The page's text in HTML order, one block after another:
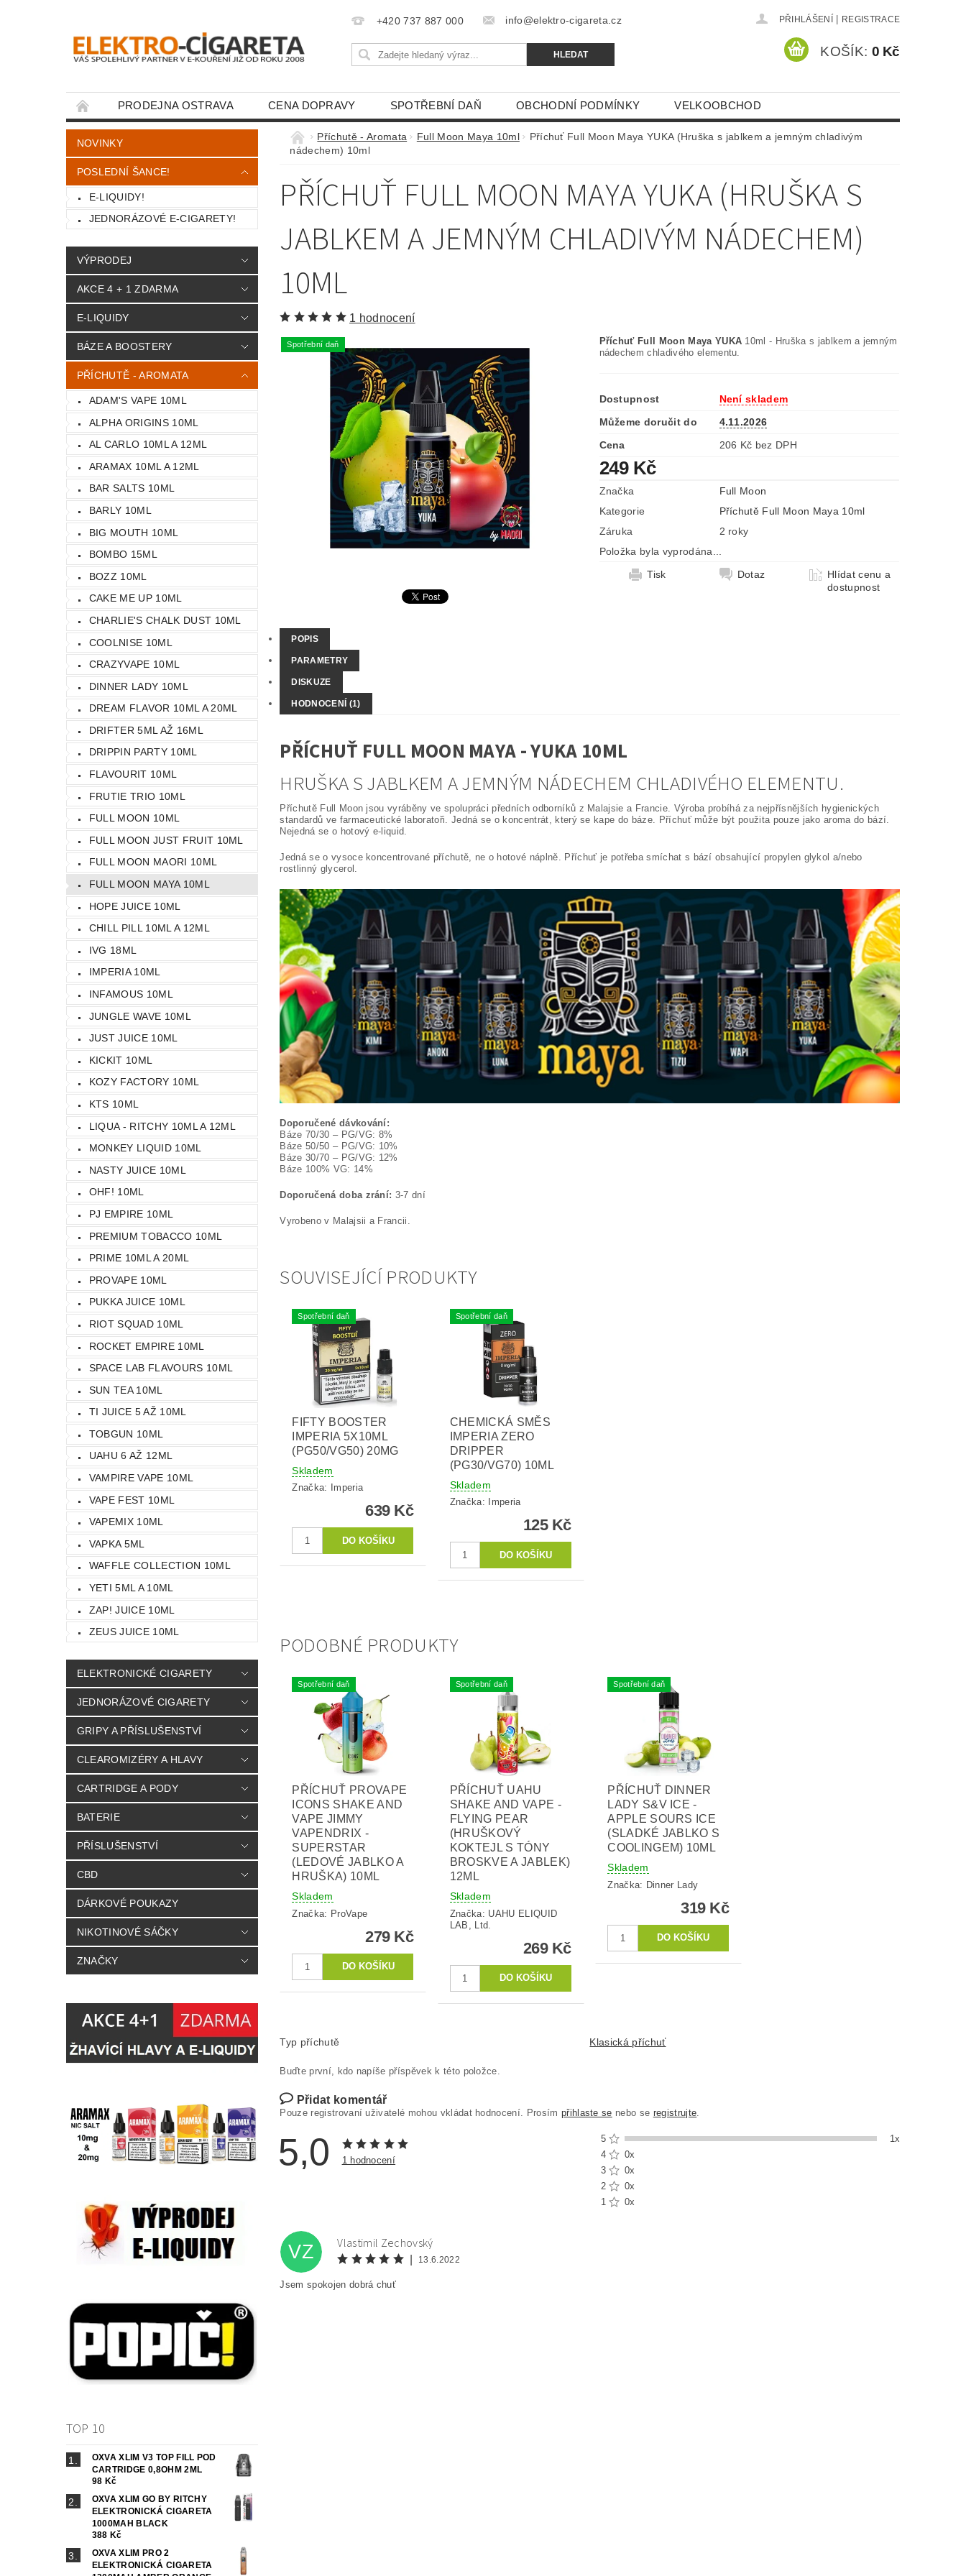
+420 737 887 000 info@elektro-cigareta.cz PŘIHLÁŠENÍ REGISTRACE
KOŠÍK: 0 Kč
PRODEJNA OSTRAVA CENA DOPRAVY SPOTŘEBNÍ DAŇ OBCHODNÍ PODMÍNKY VELKOOBCHOD
KONTAKTY
NOVINKY
POSLEDNÍ ŠANCE!
E-LIQUIDY!
JEDNORÁZOVÉ E-CIGARETY!
VÝPRODEJ
AKCE 4 + 1 ZDARMA
E-LIQUIDY
BÁZE A BOOSTERY
PŘÍCHUTĚ - AROMATA
ADAM'S VAPE 10ML
ALPHA ORIGINS 10ML
AL CARLO 10ML A 12ML
ARAMAX 10ML A 12ML
BAR SALTS 10ML
BARLY 10ML
BIG MOUTH 10ML
BOMBO 15ML
BOZZ 10ML
CAKE ME UP 10ML
CHARLIE'S CHALK DUST 10ML
COOLNISE 10ML
CRAZYVAPE 10ML
DINNER LADY 10ML
DREAM FLAVOR 10ML A 20ML
DRIFTER 5ML AŽ 16ML
DRIPPIN PARTY 10ML
FLAVOURIT 10ML
FRUTIE TRIO 10ML
FULL MOON 10ML
FULL MOON JUST FRUIT 10ML
FULL MOON MAORI 10ML
FULL MOON MAYA 10ML
HOPE JUICE 10ML
CHILL PILL 10ML A 12ML
IVG 18ML
IMPERIA 10ML
INFAMOUS 10ML
JUNGLE WAVE 10ML
JUST JUICE 10ML
KICKIT 10ML
KOZY FACTORY 10ML
KTS 10ML
LIQUA - RITCHY 10ML A 12ML
MONKEY LIQUID 10ML
NASTY JUICE 10ML
OHF! 10ML
PJ EMPIRE 10ML
PREMIUM TOBACCO 10ML
PRIME 10ML A 20ML
PROVAPE 10ML
PUKKA JUICE 10ML
RIOT SQUAD 10ML
ROCKET EMPIRE 10ML
SPACE LAB FLAVOURS 10ML
SUN TEA 10ML
TI JUICE 5 AŽ 10ML
TOBGUN 10ML
UAHU 6 AŽ 12ML
VAMPIRE VAPE 10ML
VAPE FEST 10ML
VAPEMIX 10ML
VAPKA 5ML
WAFFLE COLLECTION 10ML
YETI 5ML A 10ML
ZAP! JUICE 10ML
ZEUS JUICE 10ML
ELEKTRONICKÉ CIGARETY
JEDNORÁZOVÉ CIGARETY
GRIPY A PŘÍSLUŠENSTVÍ
CLEAROMIZÉRY A HLAVY
CARTRIDGE A PODY
BATERIE
PŘÍSLUŠENSTVÍ
CBD
DÁRKOVÉ POUKAZY
NIKOTINOVÉ SÁČKY
ZNAČKY
TOP 10
OXVA XLIM V3 TOP FILL POD
CARTRIDGE 0,8OHM 2ML
98 Kč
OXVA XLIM GO BY RITCHY
ELEKTRONICKÁ CIGARETA
1000MAH BLACK
388 Kč
OXVA XLIM PRO 2
ELEKTRONICKÁ CIGARETA
Příchutě - Aromata Full Moon Maya 10ml
Příchuť Full Moon Maya YUKA (Hruška s jablkem a jemným chladivým
nádechem) 10ml
PŘÍCHUŤ FULL MOON MAYA YUKA (HRUŠKA S
JABLKEM A JEMNÝM CHLADIVÝM NÁDECHEM)
10ML
1 hodnocení
Spotřební daň Příchuť Full Moon Maya YUKA 10ml - Hruška s jablkem a jemným
nádechem chladivého elementu.
Dostupnost
Není skladem
Můžeme doručit do
4.11.2026
Cena
206 Kč bez DPH
249 Kč
Značka
Full Moon
Kategorie
Příchutě Full Moon Maya 10ml
Záruka
2 roky
Položka byla vyprodána...
Tisk
Dotaz
Hlídat cenu a
dostupnost
POPIS
PARAMETRY
DISKUZE
HODNOCENÍ (1)
PŘÍCHUŤ FULL MOON MAYA - YUKA 10ML
HRUŠKA S JABLKEM A JEMNÝM NÁDECHEM CHLADIVÉHO ELEMENTU.
Příchutě Full Moon jsou vyráběny ve spolupráci předních odborníků z Malajsie a Francie. Výroba probíhá za nejpřísnějších hygienických
standardů ve farmaceutické laboratoři. Jedná se o koncentrát, který se kape do báze. Příchuť může být použita pouze jako aroma do bází.
Nejedná se o hotový e-liquid.
Jedná se o vysoce koncentrované příchutě, ne o hotové náplně. Příchuť je potřeba smíchat s bází obsahující propylen glykol a/nebo
rostlinný glycerol.
Doporučené dávkování:
Báze 70/30 – PG/VG: 8%
Báze 50/50 – PG/VG: 10%
Báze 30/70 – PG/VG: 12%
Báze 100% VG: 14%
Doporučená doba zrání: 3-7 dní
Vyrobeno v Malajsii a Francii.
SOUVISEJÍCÍ PRODUKTY
Spotřební daň
FIFTY BOOSTER
IMPERIA 5X10ML
(PG50/VG50) 20MG
Skladem
Značka: Imperia
639 Kč
Spotřební daň
CHEMICKÁ SMĚS
IMPERIA ZERO
DRIPPER
(PG30/VG70) 10ML
Skladem
Značka: Imperia
125 Kč
PODOBNÉ PRODUKTY
Spotřební daň
PŘÍCHUŤ PROVAPE
ICONS SHAKE AND
VAPE JIMMY
VAPENDRIX -
SUPERSTAR
(LEDOVÉ JABLKO A
HRUŠKA) 10ML
Skladem
Značka: ProVape
279 Kč
Spotřební daň
PŘÍCHUŤ UAHU
SHAKE AND VAPE -
FLYING PEAR
(HRUŠKOVÝ
KOKTEJL S TÓNY
BROSKVE A JABLEK)
12ML
Skladem
Značka: UAHU ELIQUID
LAB, Ltd.
269 Kč
Spotřební daň
PŘÍCHUŤ DINNER
LADY S&V ICE -
APPLE SOURS ICE
(SLADKÉ JABLKO S
COOLINGEM) 10ML
Skladem
Značka: Dinner Lady
319 Kč
Typ příchutě Klasická příchuť
Buďte první, kdo napíše příspěvek k této položce.
Přidat komentář
Pouze registrovaní uživatelé mohou vkládat hodnocení. Prosím přihlaste se nebo se registrujte
5,0 1 hodnocení
5
1x
4
0x
3
0x
2
0x
1
0x
VZ Vlastimil Zechovský
13.6.2022
Jsem spokojen dobrá chuť